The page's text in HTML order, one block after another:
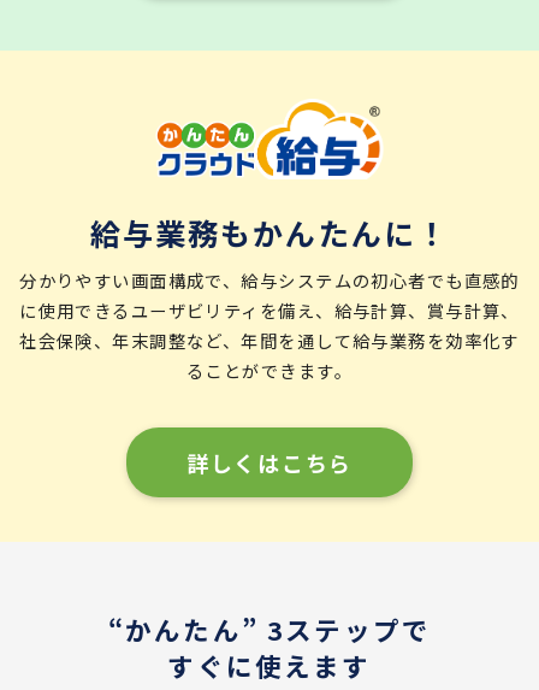
詳しくはこちら
給与業務もかんたんに！
分かりやすい画面構成で、給与システムの初心者でも直感的
に使用できるユーザビリティを備え、給与計算、賞与計算、
社会保険、年末調整など、年間を通して給与業務を効率化す
ることができます。
“かんたん” 3ステップで
すぐに使えます